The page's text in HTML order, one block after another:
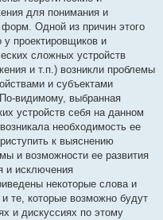
для понимания и
Одной из причин этого
проектировщиков и
сложных устройств
и т.п.) возникли проблемы
и субъектами
видимому, выбранная
устройств себя на данном
необходимость ее
к выяснению
и возможности ее развития
и исключения
некоторые слова и
те, которые возможно будут
и дискуссиях по этому